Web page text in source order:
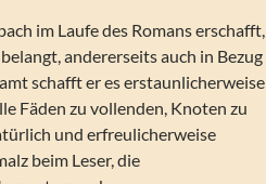
im Laufe des Romans erschafft,
andererseits auch in Bezug
schafft er es erstaunlicherweise
Fäden zu vollenden, Knoten zu
und erfreulicherweise
beim Leser, die